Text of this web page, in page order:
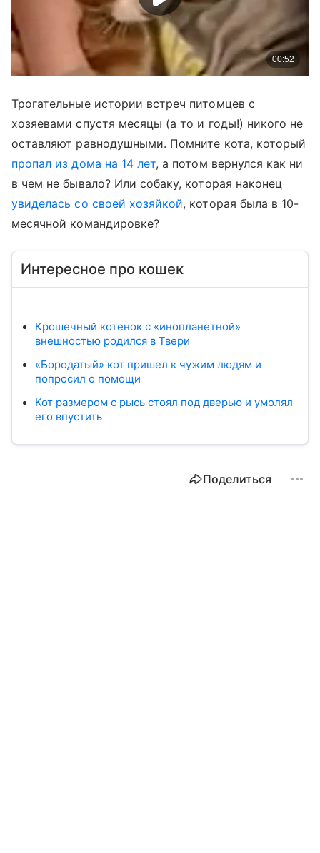
Трогательные истории встреч питомцев с
хозяевами спустя месяцы (а то и годы!) никого не
оставляют равнодушными. Помните кота, который
пропал из дома на 14 лет, а потом вернулся как ни
в чем не бывало? Или собаку, которая наконец
увиделась со своей хозяйкой, которая была в 10-
месячной командировке?
Интересное про кошек
Крошечный котенок с «инопланетной»
внешностью родился в Твери
«Бородатый» кот пришел к чужим людям и
попросил о помощи
Кот размером с рысь стоял под дверью и умолял
его впустить
Поделиться